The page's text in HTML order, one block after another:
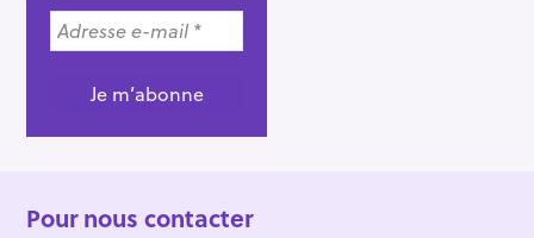
Pour nous contacter